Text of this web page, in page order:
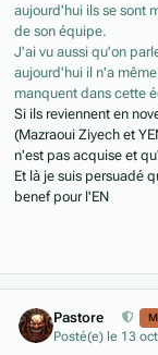
aujourd'hui ils se sont
de son équipe.
J'ai vu aussi qu'on
aujourd'hui il n'a
manquent dans cette
Si ils reviennent en
(Mazraoui Ziyech et
n'est pas acquise et
Et là je suis persuadé
benef pour l'EN
Pastore
Posté(e) le 13